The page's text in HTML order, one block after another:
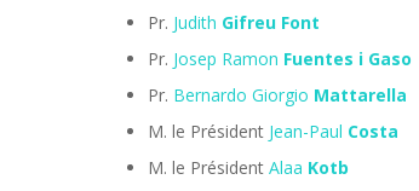
Pr. Judith Gifreu Font
Pr. Josep Ramon Fuentes i Gaso
Pr. Bernardo Giorgio Mattarella
M. le Président Jean-Paul Costa
M. le Président Alaa Kotb